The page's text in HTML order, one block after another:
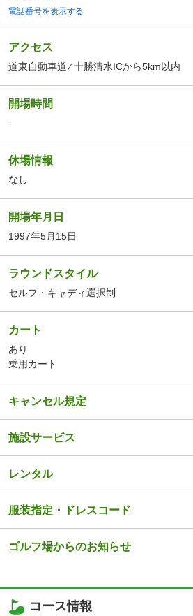
電話番号を表示する
アクセス
道東自動車道 ⁄ 十勝清水ICから5km以内
開場時間
-
休場情報
なし
開場年月日
1997年5月15日
ラウンドスタイル
セルフ・キャディ選択制
カート
あり
乗用カート
キャンセル規定
施設サービス
レンタル
服装指定・ドレスコード
ゴルフ場からのお知らせ
コース情報